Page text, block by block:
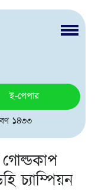
ই-পেপার
১৪৩৩
চ্যাম্পিয়ন